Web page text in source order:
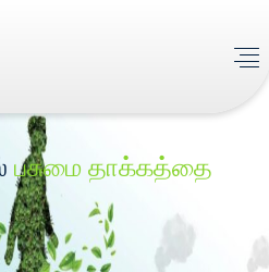
பசுமை தாக்கத்தை